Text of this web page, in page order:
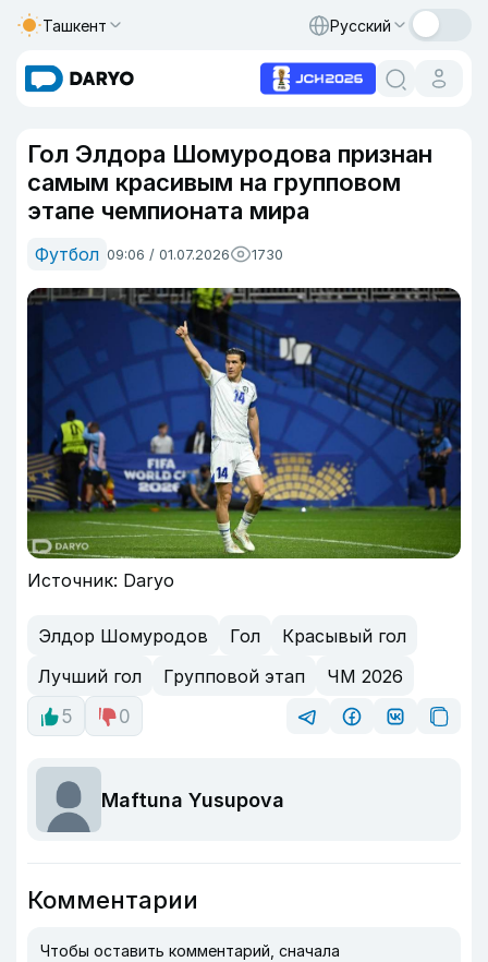
Ташкент Русский
Гол Элдора Шомуродова признан
самым красивым на групповом
этапе чемпионата мира
Футбол 09:06 / 01.07.2026 1730
Источник: Daryo
Элдор Шомуродов Гол
Красывый гол
Лучший гол
Групповой этап
ЧМ 2026
5
0
Maftuna Yusupova
Комментарии
Чтобы оставить комментарий, сначала